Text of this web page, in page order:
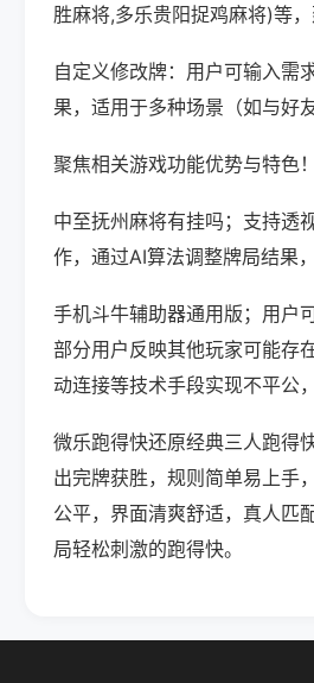
胜麻将,多乐贵阳捉鸡麻将)等
自定义修改牌：用户可输入需
果，适用于多种场景（如与好
聚焦相关游戏功能优势与特色！
中至抚州麻将有挂吗；支持透
作，通过AI算法调整牌局结果
手机斗牛辅助器通用版；用户
部分用户反映其他玩家可能存
动连接等技术手段实现不平公
微乐跑得快还原经典三人跑得
出完牌获胜，规则简单易上手
公平，界面清爽舒适，真人匹
局轻松刺激的跑得快。